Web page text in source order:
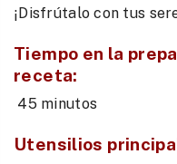
¡Disfrútalo con tus
Tiempo en la
receta:
45 minutos
Utensilios